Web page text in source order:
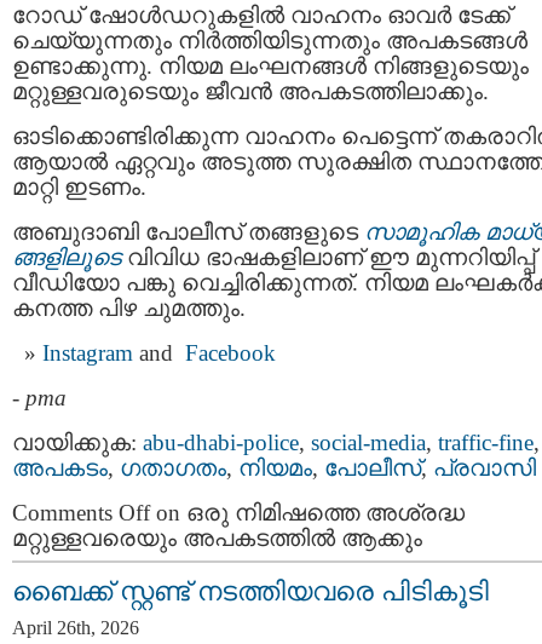
റോഡ് ഷോൾഡറുകളിൽ വാഹനം ഓവർ ടേക്ക്
ചെയ്യുന്നതും നിർത്തിയിടുന്നതും അപകടങ്ങൾ
ഉണ്ടാക്കുന്നു. നിയമ ലംഘനങ്ങൾ നിങ്ങളുടെയും
മറ്റുള്ളവരുടെയും ജീവൻ അപകടത്തിലാക്കും.
ഓടിക്കൊണ്ടിരിക്കുന്ന വാഹനം പെട്ടെന്ന്
ആയാൽ ഏറ്റവും അടുത്ത സുരക്ഷിത
മാറ്റി ഇടണം.
അബുദാബി പോലീസ് തങ്ങളുടെ സാമൂഹിക
ങ്ങളിലൂടെ വിവിധ ഭാഷകളിലാണ് ഈ മുന്നറിയിപ്പ്
വീഡിയോ പങ്കു വെച്ചിരിക്കുന്നത്. നിയമ
കനത്ത പിഴ ചുമത്തും.
Instagram and Facebook
- pma
വായിക്കുക: abu-dhabi-police, social-media, traffic-fine,
അപകടം, ഗതാഗതം, നിയമം, പോലീസ്‌, പ്രവാസി
Comments Offon ഒരു നിമിഷത്തെ അശ്രദ്ധ
മറ്റുള്ളവരെയും അപകടത്തിൽ ആക്കും
ബൈക്ക് സ്റ്റണ്ട് നടത്തിയവരെ പിടികൂടി
April 26th, 2026